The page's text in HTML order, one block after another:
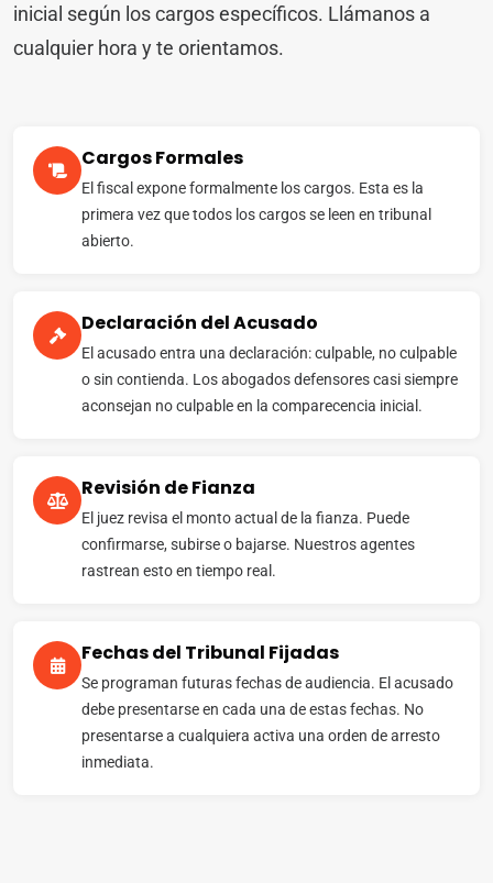
inicial según los cargos específicos. Llámanos a
cualquier hora y te orientamos.
Cargos Formales
El fiscal expone formalmente los cargos. Esta es la
primera vez que todos los cargos se leen en tribunal
abierto.
Declaración del Acusado
El acusado entra una declaración: culpable, no culpable
o sin contienda. Los abogados defensores casi siempre
aconsejan no culpable en la comparecencia inicial.
Revisión de Fianza
El juez revisa el monto actual de la fianza. Puede
confirmarse, subirse o bajarse. Nuestros agentes
rastrean esto en tiempo real.
Fechas del Tribunal Fijadas
Se programan futuras fechas de audiencia. El acusado
debe presentarse en cada una de estas fechas. No
presentarse a cualquiera activa una orden de arresto
inmediata.